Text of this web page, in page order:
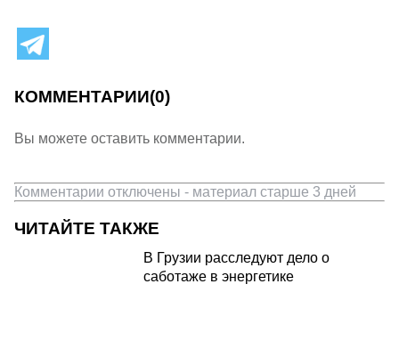
КОММЕНТАРИИ(0)
Вы можете оставить комментарии.
Комментарии отключены - материал старше 3 дней
ЧИТАЙТЕ ТАКЖЕ
В Грузии расследуют дело о
саботаже в энергетике